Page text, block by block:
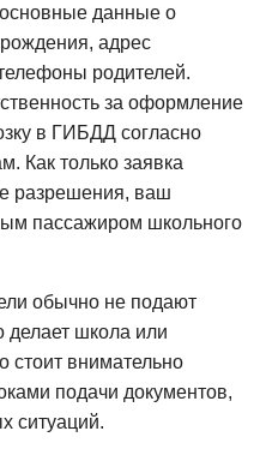
данные о
адрес
родителей.
за оформление
в ГИБДД согласно
Как только заявка
разрешения, ваш
пассажиром школьного
обычно не подают
делает школа или
стоит внимательно
подачи документов,
ситуаций.